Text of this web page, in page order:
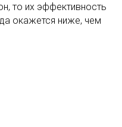
то их эффективность
окажется ниже, чем